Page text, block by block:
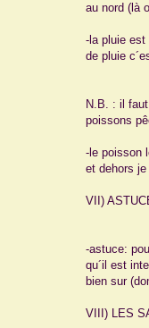
au nord (là
-la pluie est
de pluie
N.B. : il
poissons
-le poisson
et dehors
VII)
-astuce:
qu´il est
bien sur
VIII) LES